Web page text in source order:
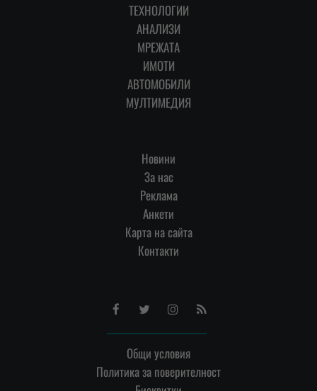
ТЕХНОЛОГИИ
АНАЛИЗИ
МРЕЖАТА
ИМОТИ
АВТОМОБИЛИ
МУЛТИМЕДИЯ
Новини
За нас
Реклама
Анкети
Карта на сайта
Контакти
FacebookTwitterInstagram
RSS
Общи условия
Политика за поверителност